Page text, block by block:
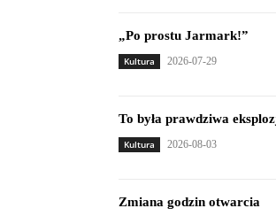
„Po prostu Jarmark!”
Kultura 2026-07-29
To była prawdziwa
Kultura 2026-08-03
Zmiana godzin otwarcia